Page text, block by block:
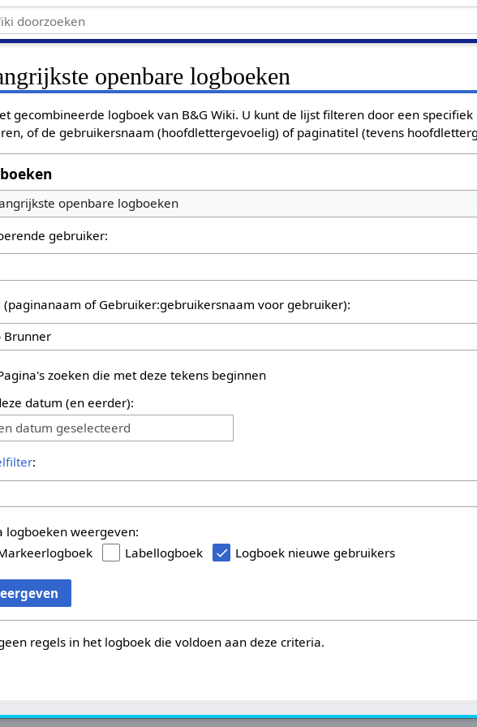
openbare logboeken
gecombineerde logboek van B&G Wiki. U kunt de lijst filteren door een
of de gebruikersnaam (hoofdlettergevoelig) of paginatitel (tevens
openbare logboeken
gebruiker:
(paginanaam of Gebruiker:gebruikersnaam voor gebruiker):
zoeken die met deze tekens beginnen
datum (en eerder):
datum geselecteerd
:
logboeken weergeven:
Labellogboek Logboek nieuwe gebruikers
regels in het logboek die voldoen aan deze criteria.